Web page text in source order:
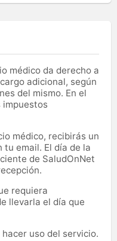
médico da derecho a
adicional, según
del mismo. En el
impuestos
médico, recibirás un
email. El día de la
de SaludOnNet
requiera
llevarla el día que
uso del servicio.